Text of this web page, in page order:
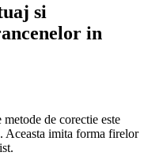
si
in
de corectie este
. Aceasta imita forma firelor